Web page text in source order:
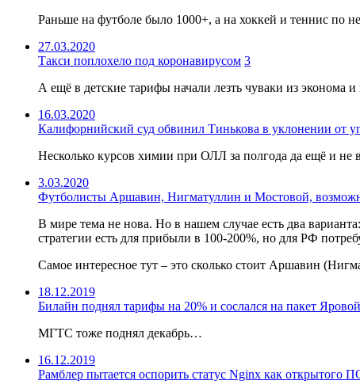
Раньше на футболе было 1000+, а на хоккей и теннис по
27.03.2020
Такси поплохело под коронавирусом 3
А ещё в детские тарифы начали лезть чуваки из эконома
16.03.2020
Калифорнийский суд обвинил Тинькова в уклонении от
Несколько курсов химии при ОЛЛ за полгода да ещё и
3.03.2020
Футболисты Аршавин, Нигматуллин и Мостовой,
В мире тема не нова. Но в нашем случае есть два
стратегии есть для прибыли в 100-200%, но для РФ
Самое интересное тут – это сколько стоит Аршавин
18.12.2019
Билайн поднял тарифы на 20% и сослался на пакет
МГТС тоже поднял декабрь…
16.12.2019
Рамблер пытается оспорить статус Nginx как открытого